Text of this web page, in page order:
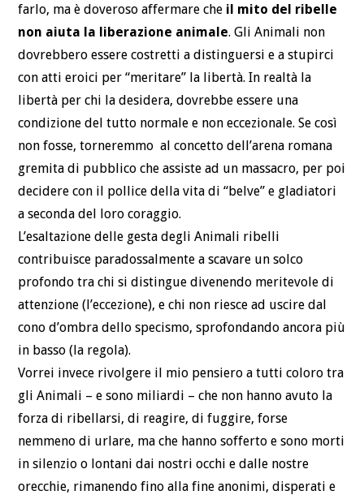
farlo, ma è doveroso affermare che il mito del ribelle
non aiuta la liberazione animale. Gli Animali non
dovrebbero essere costretti a distinguersi e a stupirci
con atti eroici per “meritare” la libertà. In realtà la
libertà per chi la desidera, dovrebbe essere una
condizione del tutto normale e non eccezionale. Se così
non fosse, torneremmo al concetto dell’arena romana
gremita di pubblico che assiste ad un massacro, per poi
decidere con il pollice della vita di “belve” e gladiatori
a seconda del loro coraggio.
L’esaltazione delle gesta degli Animali ribelli
contribuisce paradossalmente a scavare un solco
profondo tra chi si distingue divenendo meritevole di
attenzione (l’eccezione), e chi non riesce ad uscire dal
cono d’ombra dello specismo, sprofondando ancora più
in basso (la regola).
Vorrei invece rivolgere il mio pensiero a tutti coloro tra
gli Animali – e sono miliardi – che non hanno avuto la
forza di ribellarsi, di reagire, di fuggire, forse
nemmeno di urlare, ma che hanno sofferto e sono morti
in silenzio o lontani dai nostri occhi e dalle nostre
orecchie, rimanendo fino alla fine anonimi, disperati e